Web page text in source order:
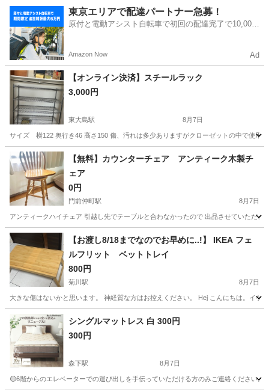
雑色駅 寝具
東京エリアで配達パートナー急募！
原付と電動アシスト自転車で初回の配達完了で10,000
Amazon Now Ad
【オンライン決済】スチールラック
3,000円
東大島駅 8月7日
サイズ 横122 奥行き46 高さ150 傷、汚れは多少ありますがクローゼットの中で使用
東京 江東区 東大島駅 収納家具
【無料】カウンターチェア アンティーク木製チ
ェア
0円
門前仲町駅 8月7日
アンティークハイチェア 引越し先でテーブルと合わなかったので 出品させていただ
東京 江東区 門前仲町駅 椅子 ウィンザーチェア
【お渡し8/18までなのでお早めに..!】 IKEA フェ
ルフリット ベットトレイ
800円
菊川駅 8月7日
大きな傷はないかと思います。 神経質な方はお控えください。 Hej こんにちは。イ
東京 江東区 菊川駅 テーブル
シングルマットレス 白 300円
300円
森下駅 8月7日
🟡6階からのエレベーターでの運び出しを手伝っていただける方のみご連絡ください